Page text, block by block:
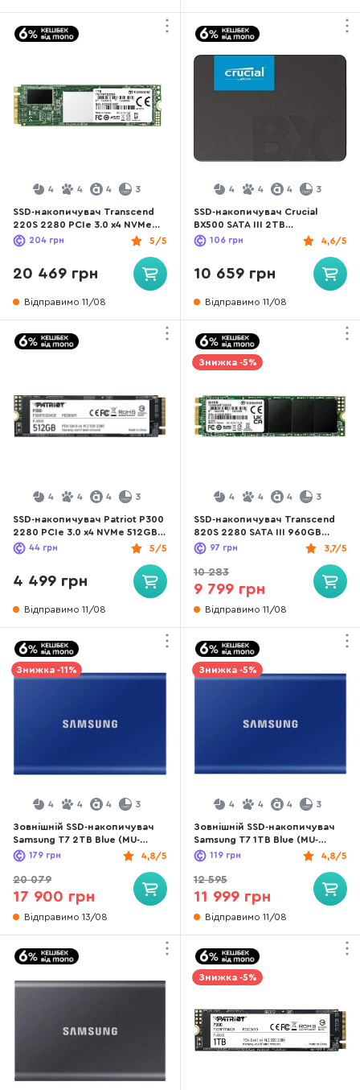
4 4 4 3
SSD-накопичувач Transcend
220S 2280 PCIe 3.0 x4 NVMe
1TB (TS1TMTE220S)
5/5
204 грн
20 469 грн
Відправимо 11/08
4 4 4 3
SSD-накопичувач Crucial
BX500 SATA III 2TB
(CT2000BX500SSD1)
4,6/5
106 грн
10 659 грн
Відправимо 11/08
4 4 4 3
SSD-накопичувач Patriot P300
2280 PCIe 3.0 x4 NVMe 512GB
(P300P512GM28)
5/5
44 грн
4 499 грн
Відправимо 11/08
Знижка -5%
4 4 4 3
SSD-накопичувач Transcend
820S 2280 SATA III 960GB
(TS960GMTS820S)
3,7/5
97 грн
10 283
9 799 грн
Відправимо 11/08
Знижка -11%
4 4 4 3
Зовнішній SSD-накопичувач
Samsung T7 2TB Blue (MU-
PC2T0H/WW)
4,8/5
179 грн
20 079
17 900 грн
Відправимо 13/08
Знижка -5%
4 4 4 3
Зовнішній SSD-накопичувач
Samsung T7 1TB Blue (MU-
PC1T0H/WW)
4,8/5
119 грн
12 595
11 999 грн
Відправимо 11/08
Знижка -5%